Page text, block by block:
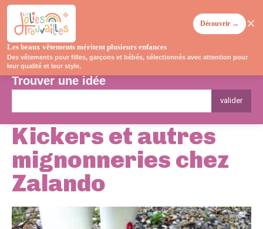
Trouver une idée
valider
Kickers et autres
mignonneries chez
Zalando
Les beaux vêtements méritent plusieurs enfances
Des vêtements pour filles, garçons et bébés, sélectionnés avec attention pour
leur qualité et leur style.
Découvrir → ✕